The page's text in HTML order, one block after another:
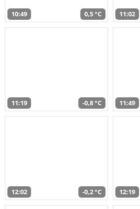
10:49 0,5 °C 11:02
11:19 -0,8 °C 11:49
12:02 -0,2 °C 12:19